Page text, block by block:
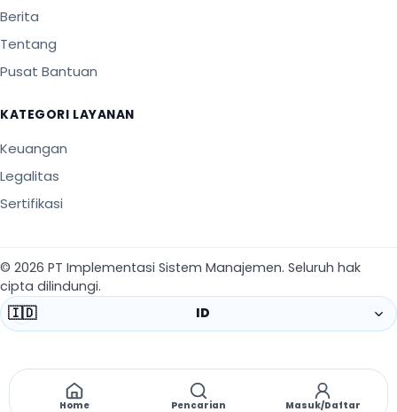
Home Pencarian Masuk/Daftar
Berita
Tentang
Pusat Bantuan
KATEGORI LAYANAN
Keuangan
Legalitas
Sertifikasi
© 2026 PT Implementasi Sistem Manajemen. Seluruh hak
cipta dilindungi.
🇮🇩 ID